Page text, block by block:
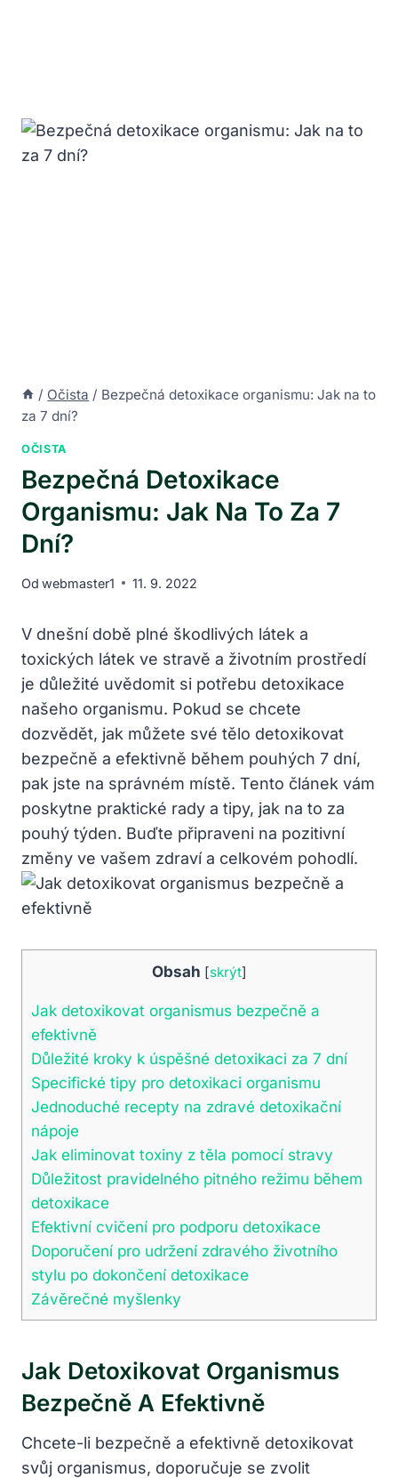
/ Očista / Bezpečná detoxikace organismu: Jak na to
za 7 dní?
OČISTA
Bezpečná Detoxikace
Organismu: Jak Na To Za 7
Dní?
Od webmaster1 11. 9. 2022
V dnešní době plné škodlivých látek a
toxických látek ve stravě a životním prostředí
je důležité uvědomit si potřebu detoxikace
našeho organismu. Pokud se chcete
dozvědět, jak můžete své tělo detoxikovat
bezpečně a efektivně během pouhých 7 dní,
pak jste na správném místě. Tento článek vám
poskytne praktické rady a tipy, jak na to za
pouhý týden. Buďte připraveni na pozitivní
změny ve vašem zdraví a celkovém pohodlí.
Obsah [skrýt]
Jak detoxikovat organismus bezpečně a
efektivně
Důležité kroky k úspěšné detoxikaci za 7 dní
Specifické tipy pro detoxikaci organismu
Jednoduché recepty na zdravé detoxikační
nápoje
Jak eliminovat toxiny z těla pomocí stravy
Důležitost pravidelného pitného režimu během
detoxikace
Efektivní cvičení pro podporu detoxikace
Doporučení pro udržení zdravého životního
stylu po dokončení detoxikace
Závěrečné myšlenky
Jak Detoxikovat Organismus
Bezpečně A Efektivně
Chcete-li bezpečně a efektivně detoxikovat
svůj organismus, doporučuje se zvolit